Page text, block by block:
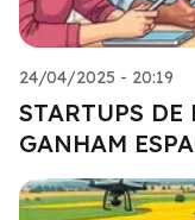
24/04/2025 - 20:19
STARTUPS
GANHAM